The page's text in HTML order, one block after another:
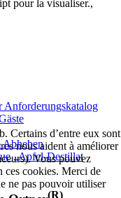
pour la visualiser.,
Anforderungskatalog
Abheben
„Apfel-Destillat
(R)
Certains d’entre eux sont
nous aident à améliorer
Vous pouvez
ces cookies. Merci de
ne pas pouvoir utiliser